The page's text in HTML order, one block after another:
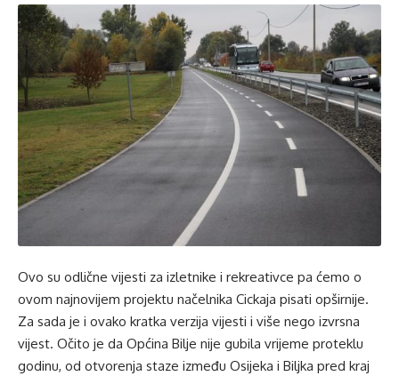
Ovo su odlične vijesti za izletnike i rekreativce pa ćemo o
ovom najnovijem projektu načelnika Cickaja pisati opširnije.
Za sada je i ovako kratka verzija vijesti i više nego izvrsna
vijest. Očito je da Općina Bilje nije gubila vrijeme proteklu
godinu, od otvorenja staze između Osijeka i Biljka pred kraj